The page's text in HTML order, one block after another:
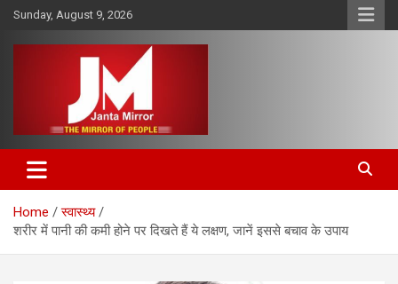
Skip
content
Sunday, August 9, 2026
Janta Mirror
Home
स्वास्थ्य
शरीर में पानी की कमी होने पर दिखते हैं ये लक्षण, जानें इससे बचाव के उपाय